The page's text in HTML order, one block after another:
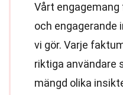
Vårt
och engagerande
vi gör. Varje
riktiga användare
mängd olika